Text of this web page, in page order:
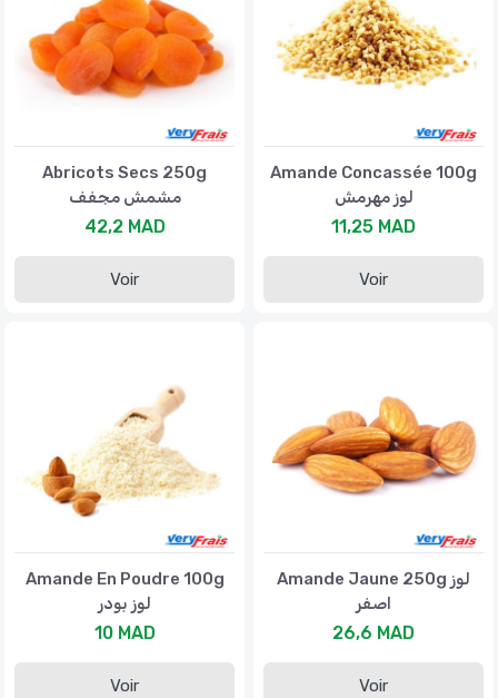
Abricots Secs 250g
مشمش مجفف
42,2 MAD
Voir
Amande Concassée 100g
لوز مهرمش
11,25 MAD
Voir
Amande En Poudre 100g
لوز بودر
10 MAD
Voir
Amande Jaune 250g لوز
اصفر
26,6 MAD
Voir